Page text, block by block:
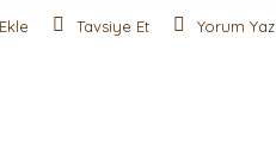
Tavsiye Et Yorum Yaz